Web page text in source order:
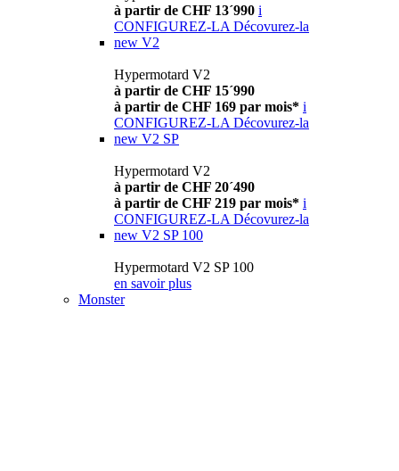
à partir de CHF 13´990 i
CONFIGUREZ-LA Décovurez-la
new V2
Hypermotard V2
à partir de CHF 15´990
à partir de CHF 169 par mois* i
CONFIGUREZ-LA Décovurez-la
new V2 SP
Hypermotard V2
à partir de CHF 20´490
à partir de CHF 219 par mois* i
CONFIGUREZ-LA Décovurez-la
new V2 SP 100
Hypermotard V2 SP 100
en savoir plus
Monster